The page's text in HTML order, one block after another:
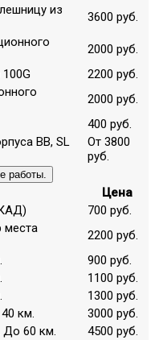
из
3600 руб.
2000 руб.
2200 руб.
2000 руб.
400 руб.
ВВ, SL
От 3800
руб.
работы.
Цена
700 руб.
места
2200 руб.
900 руб.
1100 руб.
1300 руб.
км.
3000 руб.
60 км.
4500 руб.